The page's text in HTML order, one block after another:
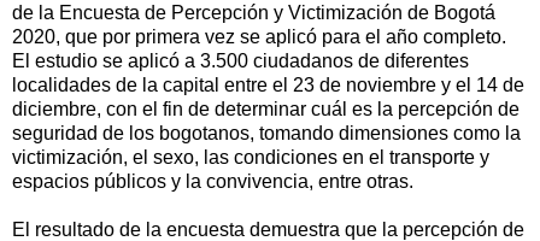
de la Encuesta de Percepción y Victimización de Bogotá
2020, que por primera vez se aplicó para el año completo.
El estudio se aplicó a 3.500 ciudadanos de diferentes
localidades de la capital entre el 23 de noviembre y el 14 de
diciembre, con el fin de determinar cuál es la percepción de
seguridad de los bogotanos, tomando dimensiones como la
victimización, el sexo, las condiciones en el transporte y
espacios públicos y la convivencia, entre otras.
El resultado de la encuesta demuestra que la percepción de